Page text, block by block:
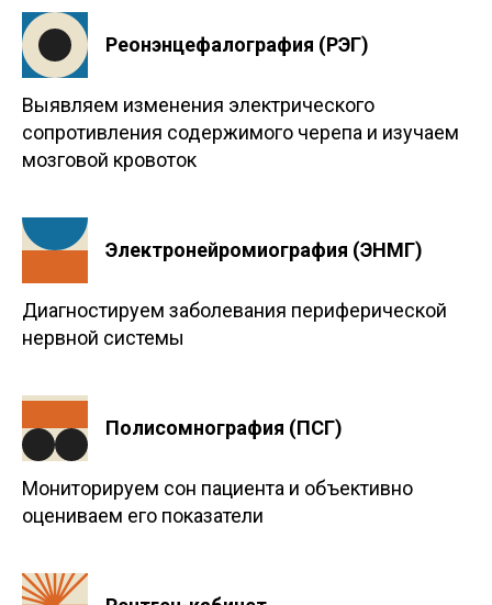
Реонэнцефалография (РЭГ)
Выявляем изменения электрического
сопротивления содержимого черепа и изучаем
мозговой кровоток
Электронейромиография (ЭНМГ)
Диагностируем заболевания периферической
нервной системы
Полисомнография (ПСГ)
Мониторируем сон пациента и объективно
оцениваем его показатели